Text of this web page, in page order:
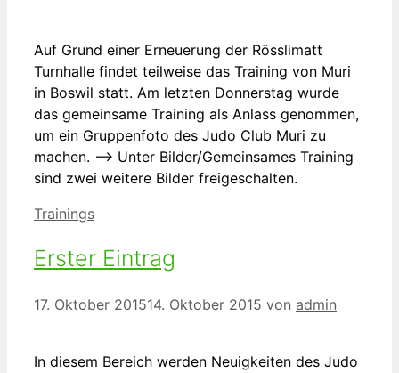
Auf Grund einer Erneuerung der Rösslimatt
Turnhalle findet teilweise das Training von Muri
in Boswil statt. Am letzten Donnerstag wurde
das gemeinsame Training als Anlass genommen,
um ein Gruppenfoto des Judo Club Muri zu
machen. –> Unter Bilder/Gemeinsames Training
sind zwei weitere Bilder freigeschalten.
Kategorien
Trainings
Erster Eintrag
17. Oktober 201514. Oktober 2015 von admin
In diesem Bereich werden Neuigkeiten des Judo